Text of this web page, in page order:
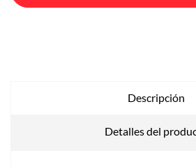
Descripción
Detalles del